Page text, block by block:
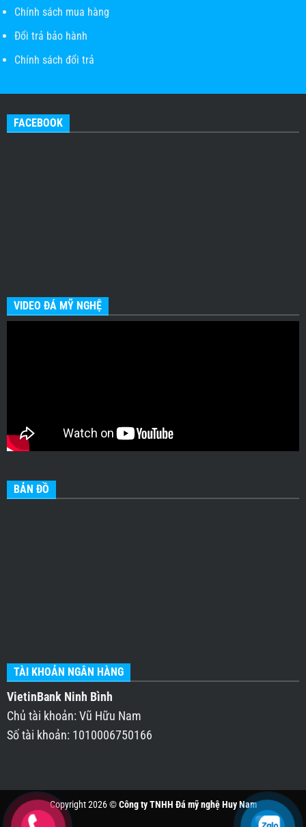
Chính sách mua hàng
Đổi trả bảo hành
Chính sách đổi trả
FACEBOOK
VIDEO ĐÁ MỸ NGHỆ
BẢN ĐỒ
TÀI KHOẢN NGÂN HÀNG
VietinBank Ninh Bình
Chủ tài khoản: Vũ Hữu Nam
Số tài khoản: 1010006750166
Copyright 2026 ©Công ty TNHH Đá mỹ nghệ Huy Nam